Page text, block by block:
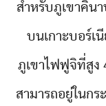
สำหรับภูเขาคิน
บนเกาะบอร์เ
ภูเขาไฟฟูจิที่สูง
สามารถอยู่ในก